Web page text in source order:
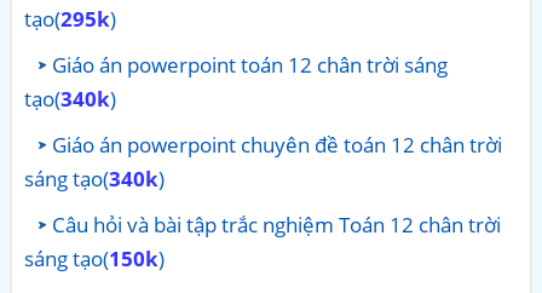
tạo(295k)
Giáo án powerpoint toán 12 chân trời sáng
tạo(340k)
Giáo án powerpoint chuyên đề toán 12 chân trời
sáng tạo(340k)
Câu hỏi và bài tập trắc nghiệm Toán 12 chân trời
sáng tạo(150k)